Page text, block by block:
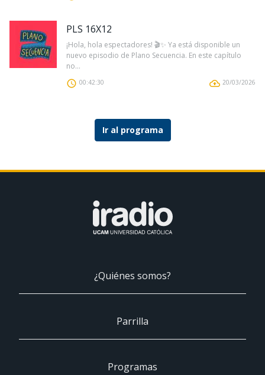
PLS 16X12
¡Hola, hola espectadores! 🎬✨ Ya está disponible un
nuevo episodio de Plano Secuencia. En este capítulo
no...
00:42:30 20/03/2026
Ir al programa
¿Quiénes somos?
Parrilla
Programas